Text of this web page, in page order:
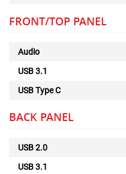
FRONT/TOP PANEL
Audio
USB 3.1
USB Type C
BACK PANEL
USB 2.0
USB 3.1